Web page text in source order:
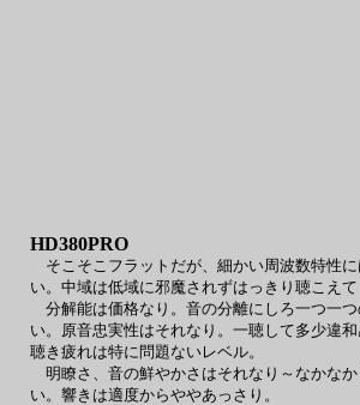
HD380PRO
そこそこフラットだが、細かい周波数特性
い。中域は低域に邪魔されずはっきり聴こえ
分解能は価格なり。音の分離にしろ一つ一
い。原音忠実性はそれなり。一聴して多少違
聴き疲れは特に問題ないレベル。
明瞭さ、音の鮮やかさはそれなり～なかな
い。響きは適度からややあっさり。